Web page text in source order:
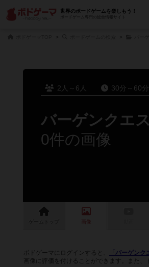
世界のボードゲームを楽しもう！
ボードゲーム専門の総合情報サイト
2人～6人 30分～60分
バーゲンクエ
0件の画像
ゲーム 画像
ボドゲーマにログインすると、 「バーゲン
画像に評価を付けることができます。また、